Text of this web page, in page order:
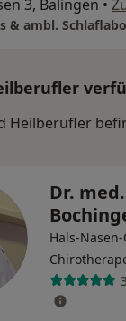
3, Balingen •
Heilberufler
Dr.
Hals-